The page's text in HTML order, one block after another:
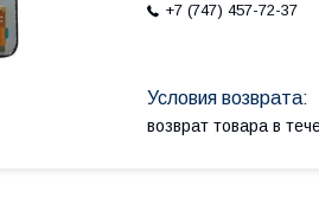
+7 (747) 457-72-37
возврат товара в